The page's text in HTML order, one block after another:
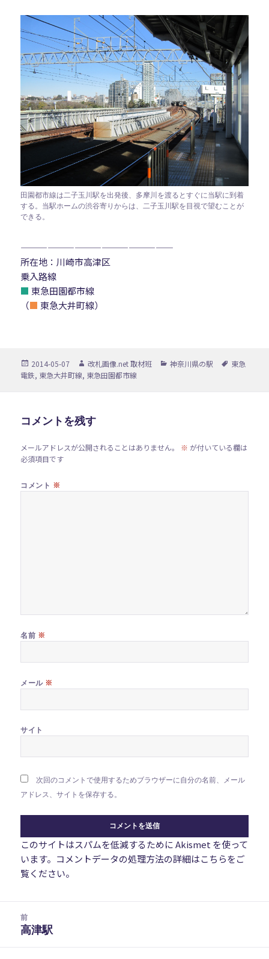
田園都市線は二子玉川駅を出発後、多摩川を渡るとすぐに当駅に到着
する。当駅ホームの渋谷寄りからは、二子玉川駅を目視で望むことが
できる。
—————————————————
所在地：川崎市高津区
乗入路線
■ 東急田園都市線
（■ 東急大井町線）
投
稿
2014-05-07
作
成
改札画像.net 取材班
カ
神奈川県の駅
タ
東急
電鉄, 東急大井町線, 東急田園都市線
コメントを残す
メールアドレスが公開されることはありません。 ※ が付いている欄は
必須項目です
コメント ※
名前 ※
メール ※
サイト
次回のコメントで使用するためブラウザーに自分の名前、メール
アドレス、サイトを保存する。
このサイトはスパムを低減するために Akismet を使って
います。 コメントデータの処理方法の詳細はこちらをご
覧ください。
前
前
高津駅